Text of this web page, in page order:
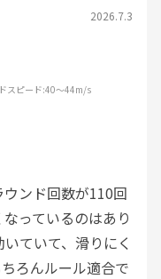
2026.7.3
スピード:40～44m/s
ンド回数が110回
っているのはあり
ていて、滑りにく
ろんルール適合で